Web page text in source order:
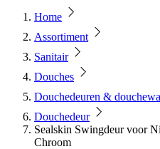
Home
Assortiment
Sanitair
Douches
Douchedeuren &
Douchedeur
Sealskin Swingdeur voor
Chroom